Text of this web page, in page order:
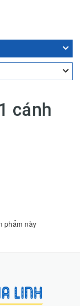
cánh
phẩm này